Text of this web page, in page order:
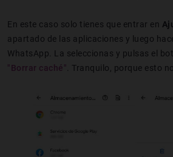
En este caso solo tienes que entrar en
apartado de las aplicaciones y luego
WhatsApp. La seleccionas y pulsas el
"Borrar caché" . Tranquilo, porque esto